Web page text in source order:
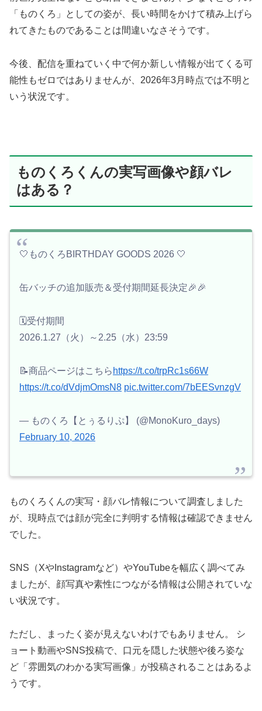
「ものくろ」としての姿が、長い時間をかけて積み上げら
れてきたものであることは間違いなさそうです。
今後、配信を重ねていく中で何か新しい情報が出てくる可
能性もゼロではありませんが、2026年3月時点では不明と
いう状況です。
ものくろくんの実写画像や顔バレ
はある？
🤍ものくろBIRTHDAY GOODS 2026 🤍
缶バッチの追加販売＆受付期間延長決定🎉🎉
🗓️受付期間
2026.1.27（火）～2.25（水）23:59
📝商品ページはこちら https://t.co/trpRc1s66W
https://t.co/dVdjmOmsN8 pic.twitter.com/7bEESvnzgV
— ものくろ【とぅるりぷ】 (@MonoKuro_days)
February 10, 2026
ものくろくんの実写・顔バレ情報について調査しました
が、現時点では顔が完全に判明する情報は確認できません
でした。
SNS（XやInstagramなど）やYouTubeを幅広く調べてみ
ましたが、顔写真や素性につながる情報は公開されていな
い状況です。
ただし、まったく姿が見えないわけでもありません。 シ
ョート動画やSNS投稿で、口元を隠した状態や後ろ姿な
ど「雰囲気のわかる実写画像」が投稿されることはあるよ
うです。